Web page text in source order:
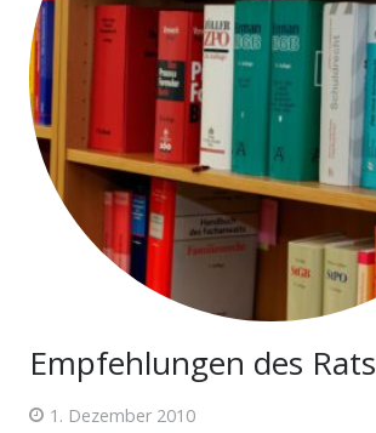
Empfehlungen des Rats
1. Dezember 2010